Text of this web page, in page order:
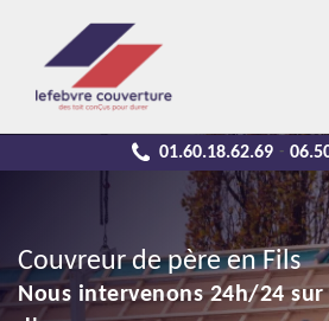
01.60.18.62.69 -
Couvreur de père en Fils
Nous intervenons 24h/24